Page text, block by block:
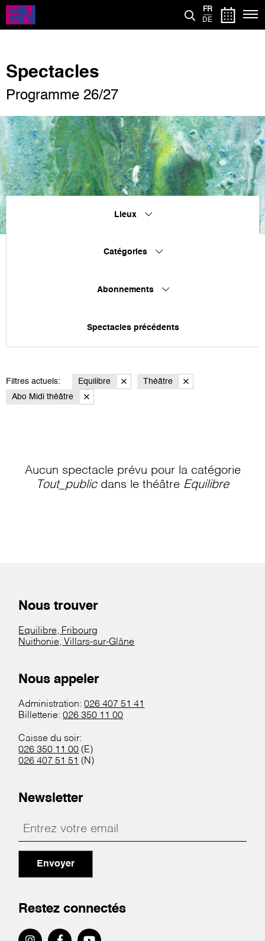
Aller
contenu
FR
DE
Spectacles
Programme 26/27
Lieux
Catégories
Abonnements
Spectacles précédents
Filtres actuels: Equilibre
Théâtre
Abo Midi théâtre
Aucun spectacle prévu pour la catégorie
Tout_publicdans le théâtre Equilibre
Nous trouver
Equilibre, Fribourg
Nuithonie, Villars-sur-Glâne
Nous appeler
Administration:026 407 51 41
Billetterie:026 350 11 00
Caisse du soir:
026 350 11 00 (E)
026 407 51 51 (N)
Newsletter
Envoyer
Restez connectés